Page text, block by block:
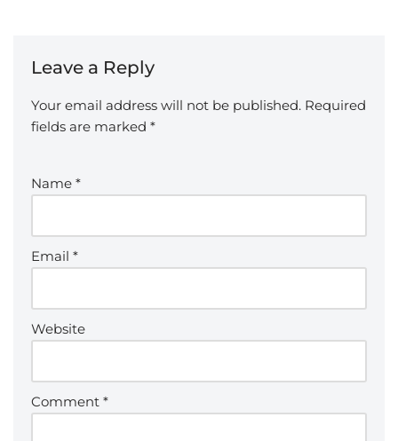
Leave a Reply
Your email address will not be published. Required
fields are marked *
Name *
Email *
Website
Comment *